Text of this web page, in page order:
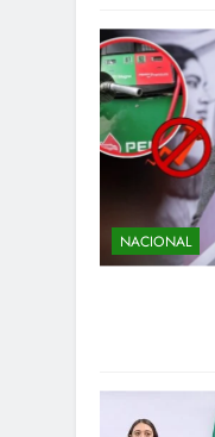
NACIONAL